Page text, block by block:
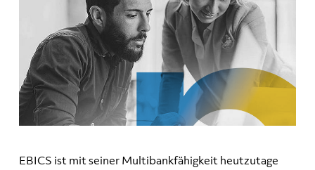
EBICS ist mit seiner Multibankfähigkeit heutzutage